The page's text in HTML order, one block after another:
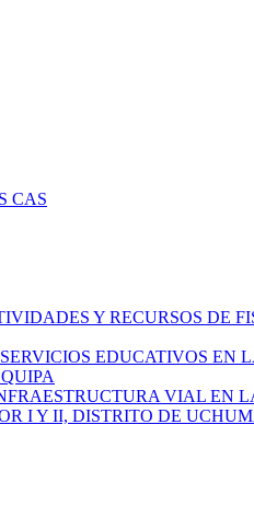
CAS
Y RECURSOS DE
EDUCATIVOS EN
VIAL EN
I Y II, DISTRITO DE